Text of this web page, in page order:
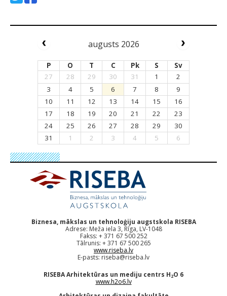
augusts 2026
P O T C Pk S
Sv
27
28 29 30 31 1
2
3
4 5 6 7 8
9
10
11 12 13 14 15
16
17
18 19 20 21 22
23
24
25 26 27 28 29
30
31
1 2 3 4 5 6
Biznesa, mākslas un tehnoloģiju augstskola RISEBA
Adrese: Meža iela 3, Rīga, LV-1048
Fakss: + 371 67 500 252
Tālrunis: + 371 67 500 265
www.riseba.lv
E-pasts: riseba@riseba.lv
RISEBA Arhitektūras un mediju centrs H2O 6
www.h2o6.lv